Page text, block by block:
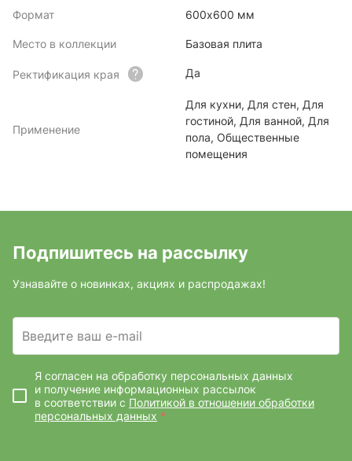
Формат 600x600 мм
Место в коллекции Базовая плита
Ректификация края Да
Применение
Для кухни, Для стен, Для
гостиной, Для ванной, Для
пола, Общественные
помещения
Подпишитесь на рассылку
Узнавайте о новинках, акциях и распродажах!
Введите ваш e-mail
Я согласен на обработку персональных данных
и получение информационных рассылок
в соответствии с Политикой в отношении обработки
персональных данных *